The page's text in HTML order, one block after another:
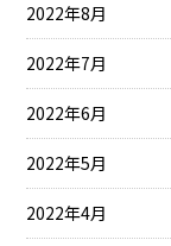
2022年8月
2022年7月
2022年6月
2022年5月
2022年4月